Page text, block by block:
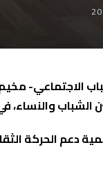
الاجتماعي- مخيم
الشباب والنساء،
دعم الحركة